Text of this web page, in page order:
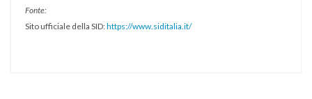
Fonte:
Sito ufficiale della SID:https://www.siditalia.it/